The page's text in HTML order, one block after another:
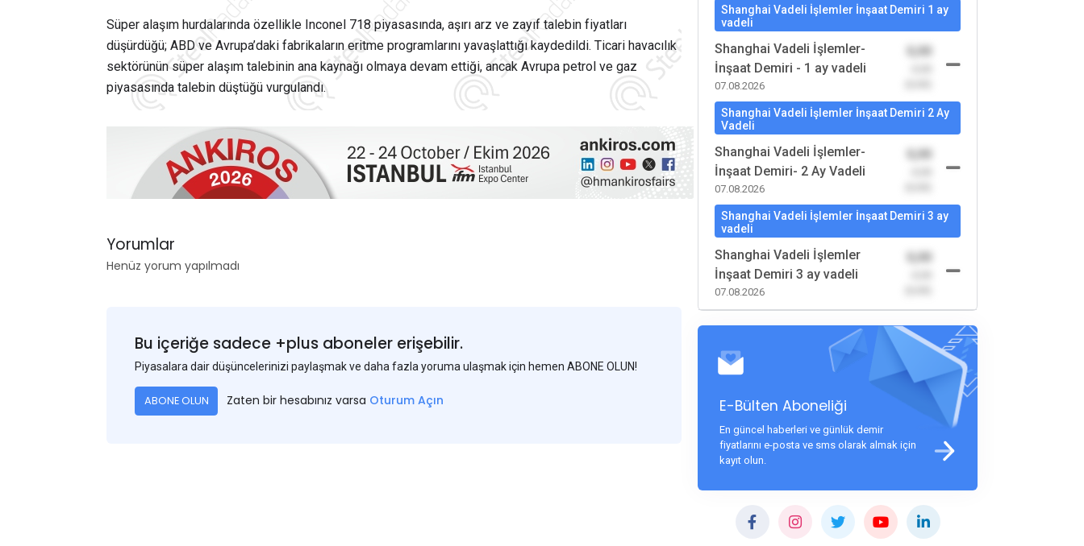
Süper alaşım hurdalarında özellikle Inconel 718 piyasasında, aşırı arz ve zayıf talebin fiyatları
düşürdüğü; ABD ve Avrupa’daki fabrikaların eritme programlarını yavaşlattığı kaydedildi. Ticari havacılık
sektörünün süper alaşım talebinin ana kaynağı olmaya devam ettiği, ancak Avrupa petrol ve gaz
piyasasında talebin düştüğü vurgulandı.
Yorumlar
Henüz yorum yapılmadı
Bu içeriğe sadece +plus aboneler erişebilir.
Piyasalara dair düşüncelerinizi paylaşmak ve daha fazla yoruma ulaşmak için hemen ABONE OLUN!
ABONE OLUN Zaten bir hesabınız varsa Oturum Açın
Shanghai Vadeli İşlemler İnşaat Demiri 1 ay
vadeli
Shanghai Vadeli İşlemler-
İnşaat Demiri - 1 ay vadeli
07.08.2026
0,00
Shanghai Vadeli İşlemler İnşaat Demiri 2 Ay
Vadeli
Shanghai Vadeli İşlemler-
İnşaat Demiri- 2 Ay Vadeli
07.08.2026
0,00
Shanghai Vadeli İşlemler İnşaat Demiri 3 ay
vadeli
Shanghai Vadeli İşlemler
İnşaat Demiri 3 ay vadeli
07.08.2026
0,00
E-Bülten Aboneliği
En güncel haberleri ve günlük demir
fiyatlarını e-posta ve sms olarak almak için
kayıt olun.